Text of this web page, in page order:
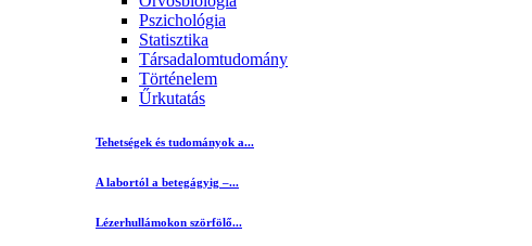
Pszichológia
Statisztika
Társadalomtudomány
Történelem
Űrkutatás
Tehetségek és tudományok a...
A labortól a betegágyig –...
Lézerhullámokon szörfölő...